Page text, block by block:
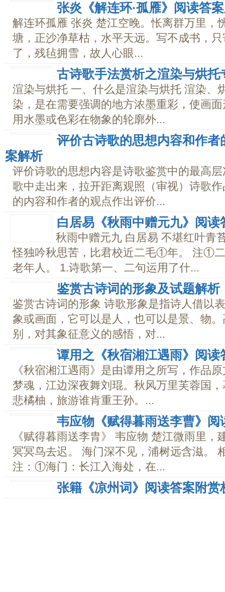
张炎《解连环·孤雁》阅读答
解连环孤雁 张炎 楚江空晚。怅离群万里，
塘，正沙净草枯，水平天远。写不成书，
了，残毡拥雪，故人心眼...
古诗歌手法赏析之渲染与烘托
渲染与烘托 一、什么是渲染与烘托 渲染、
染，是在需要强调的地方浓墨重彩，使画
用水墨或色彩在物象的轮廓外...
评价古诗歌的思想内容和作
案解析
评价诗歌的思想内容是诗歌鉴赏中的最高
歌中走出来，拉开距离观照（审视）诗歌
的内容和作者的观点作出评价...
白居易《秋雨中赠元九》阅读
秋雨中赠元九 白居易 不堪红叶青
怪独吟秋思苦，比君校近二毛①年。 注①
老年人。 1.诗歌第一、二句运用了什...
鉴赏古诗词的形象及试题解析
鉴赏古诗词的形象 诗歌形象是指诗人借以
象或画面，它可以是人，也可以是景、物
别，对其象征意义的感悟，对...
谭用之《秋宿湘江遇雨》阅读
《秋宿湘江遇雨》是由谭用之所写，作品
梦魂，江边深夜舞刘琨。秋风万里芙蓉国
悲橘柚，旅游谁肯重王孙。...
韦应物《赋得暮雨送李曹》阅
《赋得暮雨送李胄》 韦应物 楚江微雨里
冥冥鸟去迟。 海门深不见，浦树远含滋。
注：①海门：长江入海处，在...
张籍《凉州词》阅读答案附赏